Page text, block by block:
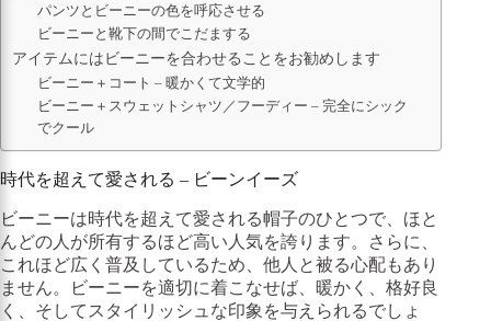
パンツとビーニーの色を呼応させる
ビーニーと靴下の間でこだまする
アイテムにはビーニーを合わせることをお勧めします
ビーニー＋コート – 暖かくて文学的
ビーニー＋スウェットシャツ／フーディー – 完全にシック
でクール
時代を超えて愛される – ビーンイーズ
ビーニーは時代を超えて愛される帽子のひとつで、ほと
んどの人が所有するほど高い人気を誇ります。さらに、
これほど広く普及しているため、他人と被る心配もあり
ません。ビーニーを適切に着こなせば、暖かく、格好良
く、そしてスタイリッシュな印象を与えられるでしょ